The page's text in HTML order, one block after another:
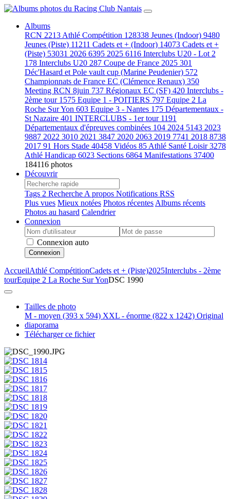
Albums
RCN 2213 Athlé Compétition 128338 Jeunes (Indoor) 9480
Jeunes (Piste) 11211 Cadets et + (Indoor) 14073 Cadets et +
(Piste) 53031 2026 6395 2025 6116 Interclubs U20 - Lot 2
178 Interclubs U20 287 Coupe de France 2025 301
Déc'Hasard et Pole vault cup (Marine Peudenier) 572
Championnats de France EC (Clémence Renaux) 350
Meeting RCN 8juin 737 Régionaux EC (SF) 420 Interclubs -
2ème tour 1575 Equipe 1 - POITIERS 797 Equipe 2 La
Roche Sur Yon 603 Equipe 3 - Nantes 175 Départementaux -
St Nazaire 401 INTERCLUBS - 1er tour 1191
Départementaux d'épreuves combinées 104 2024 5143 2023
9887 2022 3010 2021 3847 2020 2063 2019 7741 2018 8738
2017 91 Hors Stade 40458 Vidéos 85 Athlé Santé Loisir3278
Athlé Handicap 6023 Sections 6864 Manifestations 37400
184116 photos
Découvrir
Tags 2 Recherche A propos Notifications RSS
Plus vues Mieux notées Photos récentes Albums récents
Photos au hasard Calendrier
Connexion
Connexion auto
Connexion
AccueilAthlé CompétitionCadets et + (Piste)2025Interclubs - 2ème
tourEquipe 2 La Roche Sur YonDSC 1990
Tailles de photo
M - moyen (393 x 594) XXL - énorme (822 x 1242) Original
diaporama
Télécharger ce fichier